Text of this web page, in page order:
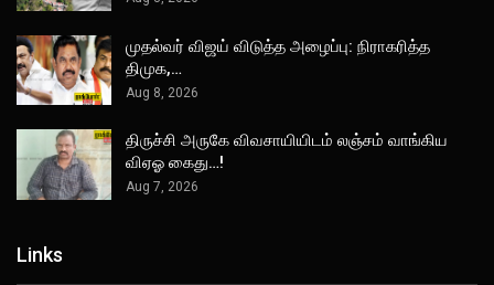
முதல்வர் விஜய் விடுத்த அழைப்பு: நிராகரித்த
திமுக,…
Aug 8, 2026
திருச்சி அருகே விவசாயியிடம் லஞ்சம் வாங்கிய
விஏஓ கைது…!
Aug 7, 2026
Links